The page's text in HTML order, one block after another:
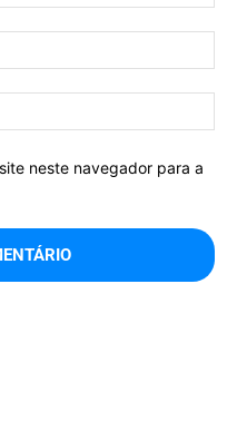
neste navegador para a